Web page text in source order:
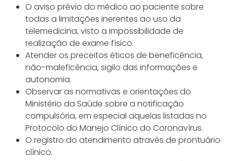
O aviso prévio do médico ao paciente sobre
todas a limitações inerentes ao uso da
telemedicina, visto a impossibilidade de
realização de exame físico.
Atender os preceitos éticos de beneficência,
não-maleficência, sigilo das informações e
autonomia.
Observar as normativas e orientações do
Ministério da Saúde sobre a notificação
compulsória, em especial aquelas listadas no
Protocolo do Manejo Clínico do Coronavírus.
O registro do atendimento através de prontuário
clínico.